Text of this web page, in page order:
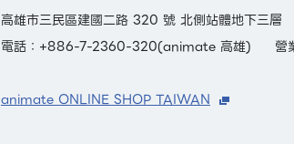
高雄市三民區建國二路 320 號 北側站體地下三層
電話：+886-7-2360-320(animate 高雄)
營
animate ONLINE SHOP TAIWAN